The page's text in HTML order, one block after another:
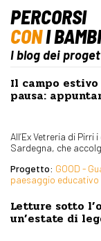
PERCORSI
CONI
I blog dei
Il campo
pausa:
All’Ex Vetreria di
Sardegna, che
Progetto: GOOD -
paesaggio educativo
Letture sotto
un’estate di